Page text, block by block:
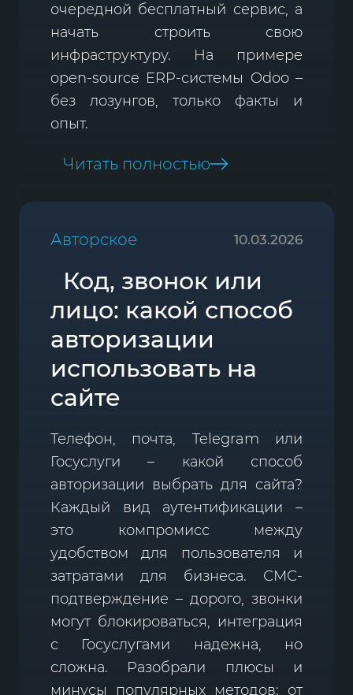
очередной бесплатный сервис, а
начать строить свою
инфраструктуру. На примере
open-source ERP-системы Odoo –
без лозунгов, только факты и
опыт.
Читать полностью
Авторское 10.03.2026
Код, звонок или
лицо: какой способ
авторизации
использовать на
сайте
Телефон, почта, Telegram или
Госуслуги – какой способ
авторизации выбрать для сайта?
Каждый вид аутентификации –
это компромисс между
удобством для пользователя и
затратами для бизнеса. СМС-
подтверждение – дорого, звонки
могут блокироваться, интеграция
с Госуслугами надежна, но
сложна. Разобрали плюсы и
минусы популярных методов: от